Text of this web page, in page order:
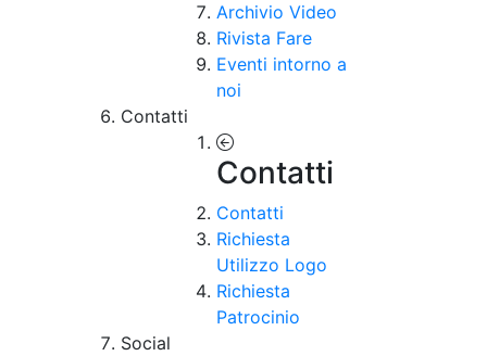
Archivio Video
Rivista Fare
Eventi intorno a
noi
Contatti
Contatti
Contatti
Richiesta
Utilizzo Logo
Richiesta
Patrocinio
Social